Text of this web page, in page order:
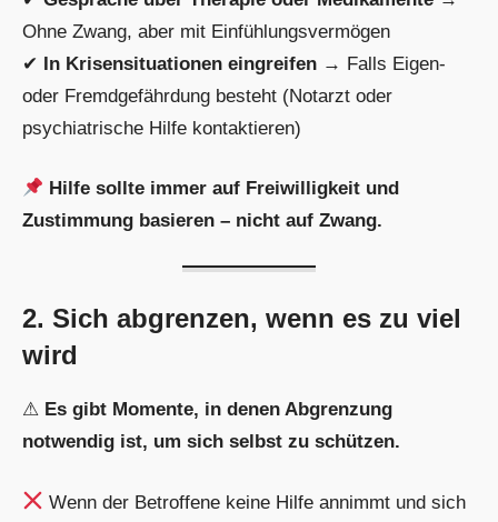
Ohne Zwang, aber mit Einfühlungsvermögen
✔ In Krisensituationen eingreifen → Falls Eigen-
oder Fremdgefährdung besteht (Notarzt oder
psychiatrische Hilfe kontaktieren)
Hilfe sollte immer auf Freiwilligkeit und
Zustimmung basieren – nicht auf Zwang.
2. Sich abgrenzen, wenn es zu viel
wird
⚠ Es gibt Momente, in denen Abgrenzung
notwendig ist, um sich selbst zu schützen.
Wenn der Betroffene keine Hilfe annimmt und sich